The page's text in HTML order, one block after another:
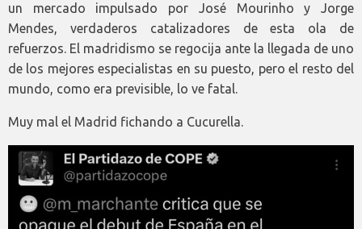
un mercado impulsado por José Mourinho y Jorge
Mendes, verdaderos catalizadores de esta ola de
refuerzos. El madridismo se regocija ante la llegada de uno
de los mejores especialistas en su puesto, pero el resto del
mundo, como era previsible, lo ve fatal.
Muy mal el Madrid fichando a Cucurella.